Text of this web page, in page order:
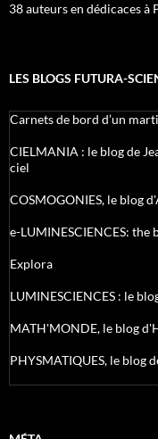
38 auteurs en dédicaces à
LES BLOGS FUTURA-
Carnets de bord d’un
CIELMANIA : le blog de
ciel
COSMOGONIES, le blog
e-LUMINESCIENCES:
Explora
LUMINESCIENCES : le
MATH'MONDE, le blog
PHYSMATIQUES, le blog